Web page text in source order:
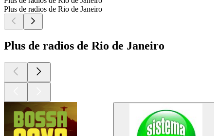
Plus de radios de Rio de Janeiro
Plus de radios de Rio de Janeiro